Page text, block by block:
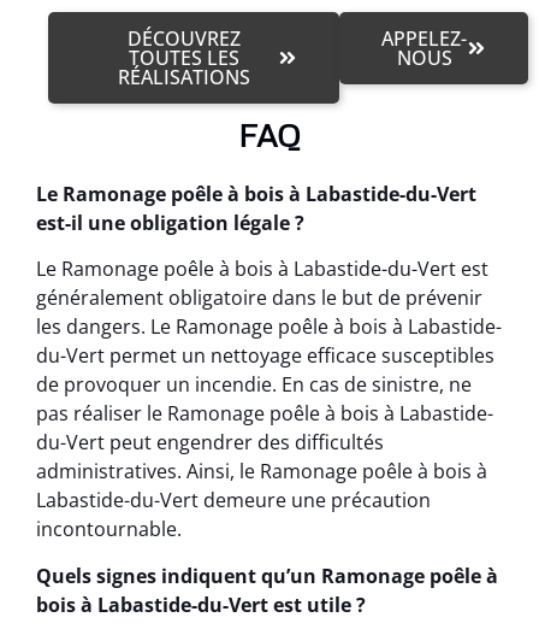
DÉCOUVREZ
TOUTES LES
RÉALISATIONS
APPELEZ-
NOUS
FAQ
Le Ramonage poêle à bois à Labastide-du-Vert
est-il une obligation légale ?
Le Ramonage poêle à bois à Labastide-du-Vert est
généralement obligatoire dans le but de prévenir
les dangers. Le Ramonage poêle à bois à Labastide-
du-Vert permet un nettoyage efficace susceptibles
de provoquer un incendie. En cas de sinistre, ne
pas réaliser le Ramonage poêle à bois à Labastide-
du-Vert peut engendrer des difficultés
administratives. Ainsi, le Ramonage poêle à bois à
Labastide-du-Vert demeure une précaution
incontournable.
Quels signes indiquent qu’un Ramonage poêle à
bois à Labastide-du-Vert est utile ?